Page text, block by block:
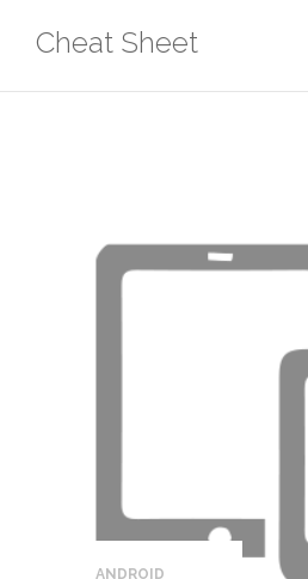
Cheat Sheet
ANDROID